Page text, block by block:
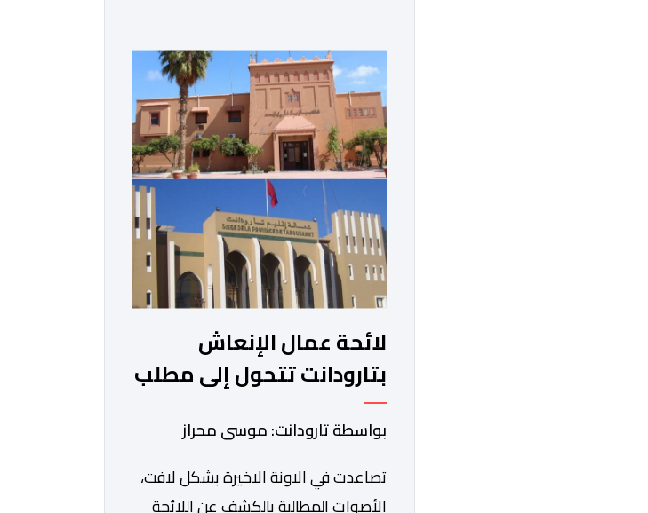
مذكرة مطلبية، دعا فيها الأحزاب
السياسية، إلى ادراج 10 التزامات ضمن
برامجها الانتخابية المنتظرة، في إطار تعاقد
سياسي مع المناطق الجبلية والانتقال
من الوعود الانتخابية إلى التزامات عملية
[…]
لائحة عمال الإنعاش
بتارودانت تتحول إلى مطلب
شعبي ملح.. فمن يجيب؟.
بواسطة تارودانت: موسى محراز
تصاعدت في الاونة الاخيرة بشكل لافت،
الأصوات المطالبة بالكشف عن اللائحة